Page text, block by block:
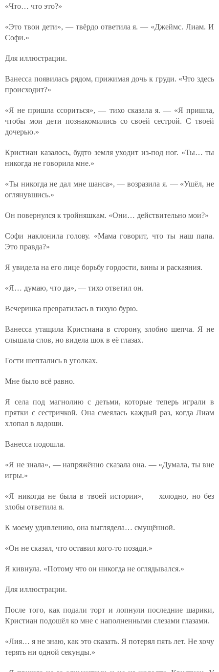
«Что… что это?»
«Это твои дети», — твёрдо ответила я. — «Джеймс. Лиам. И
Софи.»
Для иллюстрации.
Ванесса появилась рядом, прижимая дочь к груди. «Что здесь
происходит?»
«Я не пришла ссориться», — тихо сказала я. — «Я пришла,
чтобы мои дети познакомились со своей сестрой. С твоей
дочерью.»
Кристиан казалось, будто земля уходит из-под ног. «Ты… ты
никогда не говорила мне.»
«Ты никогда не дал мне шанса», — возразила я. — «Ушёл, не
оглянувшись.»
Он повернулся к тройняшкам. «Они… действительно мои?»
Софи наклонила голову. «Мама говорит, что ты наш папа.
Это правда?»
Я увидела на его лице борьбу гордости, вины и раскаяния.
«Я… думаю, что да», — тихо ответил он.
Вечеринка превратилась в тихую бурю.
Ванесса утащила Кристиана в сторону, злобно шепча. Я не
слышала слов, но видела шок в её глазах.
Гости шептались в уголках.
Мне было всё равно.
Я села под магнолию с детьми, которые теперь играли в
прятки с сестричкой. Она смеялась каждый раз, когда Лиам
хлопал в ладоши.
Ванесса подошла.
«Я не знала», — напряжённо сказала она. — «Думала, ты вне
игры.»
«Я никогда не была в твоей истории», — холодно, но без
злобы ответила я.
К моему удивлению, она выглядела… смущённой.
«Он не сказал, что оставил кого-то позади.»
Я кивнула. «Потому что он никогда не оглядывался.»
Для иллюстрации.
После того, как подали торт и лопнули последние шарики,
Кристиан подошёл ко мне с наполненными слезами глазами.
«Лия… я не знаю, как это сказать. Я потерял пять лет. Не хочу
терять ни одной секунды.»